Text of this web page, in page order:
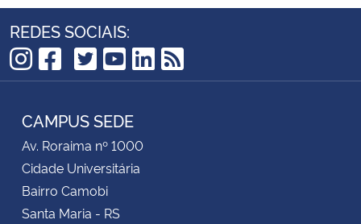
REDES SOCIAIS:
Instagram
Facebook
TikTok
Twitter
YouTube
LinkedIn
RSS
CAMPUS SEDE
Av. Roraima nº 1000
Cidade Universitária
Bairro Camobi
Santa Maria - RS